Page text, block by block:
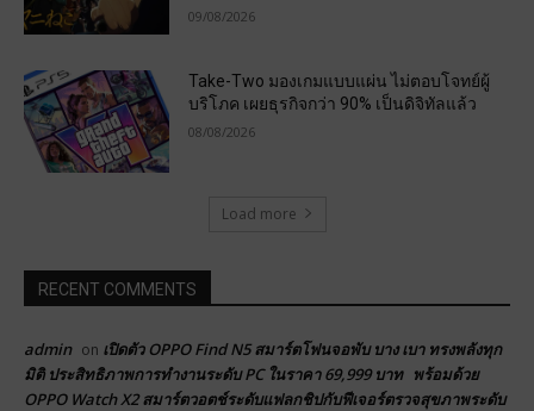
09/08/2026
Take-Two มองเกมแบบแผ่น ไม่ตอบโจทย์ผู้
บริโภค เผยธุรกิจกว่า 90% เป็นดิจิทัลแล้ว
08/08/2026
Load more
RECENT COMMENTS
admin on เปิดตัว OPPO Find N5 สมาร์ตโฟนจอพับ บาง เบา ทรงพลังทุก
มิติ ประสิทธิภาพการทำงานระดับ PC ในราคา 69,999 บาท พร้อมด้วย
OPPO Watch X2 สมาร์ตวอตช์ระดับแฟลกชิปกับฟีเจอร์ตรวจสุขภาพระดับ